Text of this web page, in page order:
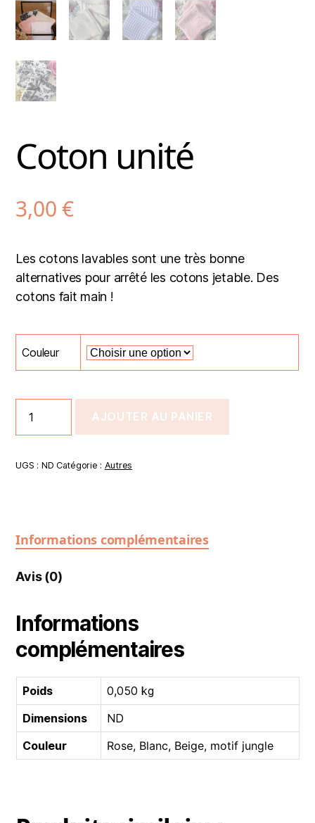
Coton unité
3,00€
Les cotons lavables sont une très bonne
alternatives pour arrêté les cotons jetable. Des
cotons fait main !
Couleur
AJOUTER AU PANIER
UGS : ND Catégorie : Autres
Informations complémentaires
Avis (0)
Informations
complémentaires
Poids
0,050 kg
Dimensions
ND
Couleur
Rose, Blanc, Beige, motif jungle